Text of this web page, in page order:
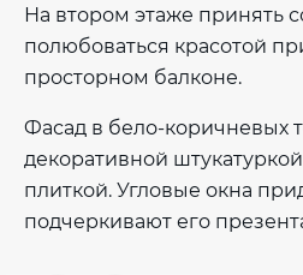
На втором этаже принять
полюбоваться красотой
просторном балконе.
Фасад в бело-коричневых
декоративной
плиткой. Угловые окна
подчеркивают его